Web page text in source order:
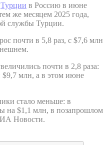
Турции в Россию в июне
же месяцем 2025 года,
службы Турции.
почти в 5,8 раз, с $7,6 млн
почти в 2,8 раза:
$9,7 млн, а в этом июне
стало меньше: в
на $1,1 млн, в позапрошлом
Новости.